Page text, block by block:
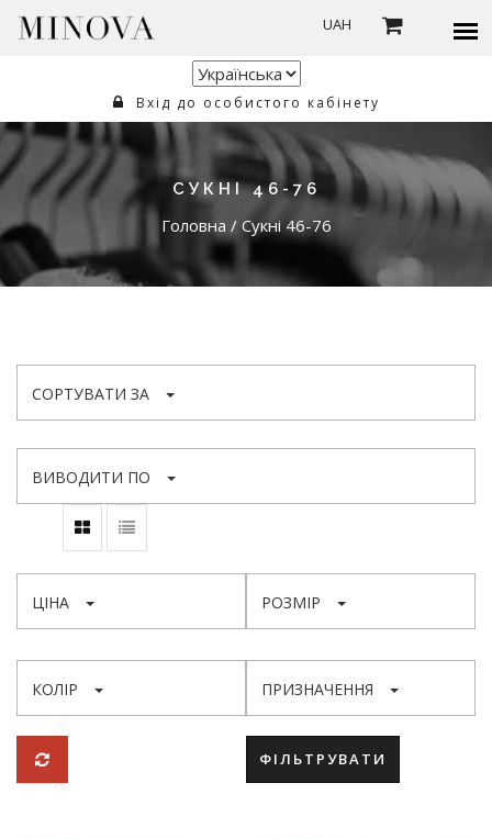
UAH
Вхід до особистого кабінету
СУКНІ 46-76
Головна / Сукні 46-76
СОРТУВАТИ ЗА
ВИВОДИТИ ПО
ЦІНА РОЗМІР
КОЛІР ПРИЗНАЧЕННЯ
ФІЛЬТРУВАТИ